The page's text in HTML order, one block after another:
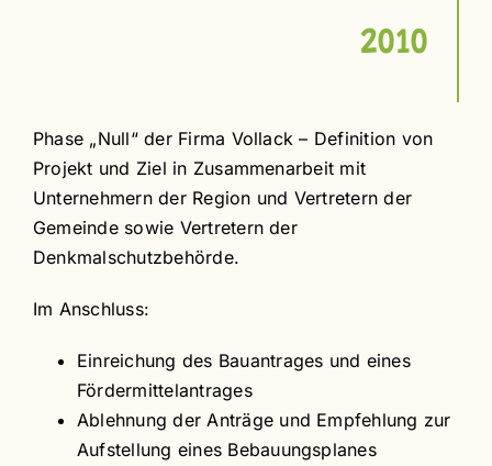
2010
Phase „Null“ der Firma Vollack – Definition von
Projekt und Ziel in Zusammenarbeit mit
Unternehmern der Region und Vertretern der
Gemeinde sowie Vertretern der
Denkmalschutzbehörde.
Im Anschluss:
Einreichung des Bauantrages und eines
Fördermittelantrages
Ablehnung der Anträge und Empfehlung zur
Aufstellung eines Bebauungsplanes